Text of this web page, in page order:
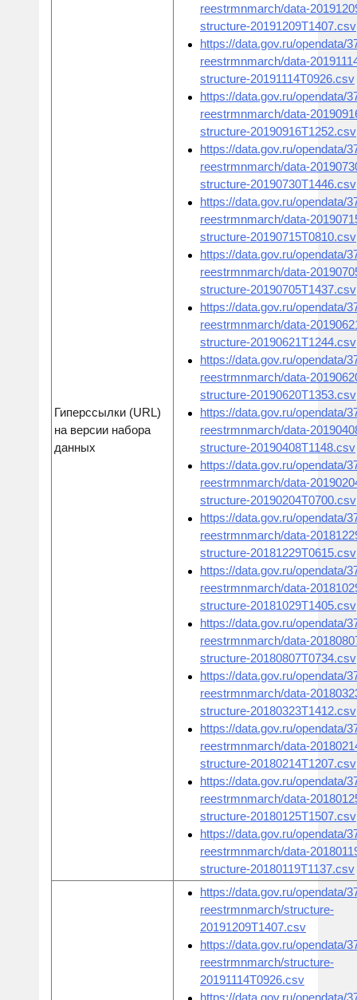
Гиперссылки (URL)
на версии набора
данных
reestrmnmarch/data-
structure-20191209T1407.csv
https://data.gov.ru/opendata/
reestrmnmarch/data-
structure-20191114T0926.csv
https://data.gov.ru/opendata/
reestrmnmarch/data-
structure-20190916T1252.csv
https://data.gov.ru/opendata/
reestrmnmarch/data-
structure-20190730T1446.csv
https://data.gov.ru/opendata/
reestrmnmarch/data-
structure-20190715T0810.csv
https://data.gov.ru/opendata/
reestrmnmarch/data-
structure-20190705T1437.csv
https://data.gov.ru/opendata/
reestrmnmarch/data-
structure-20190621T1244.csv
https://data.gov.ru/opendata/
reestrmnmarch/data-
structure-20190620T1353.csv
https://data.gov.ru/opendata/
reestrmnmarch/data-
structure-20190408T1148.csv
https://data.gov.ru/opendata/
reestrmnmarch/data-
structure-20190204T0700.csv
https://data.gov.ru/opendata/
reestrmnmarch/data-
structure-20181229T0615.csv
https://data.gov.ru/opendata/
reestrmnmarch/data-
structure-20181029T1405.csv
https://data.gov.ru/opendata/
reestrmnmarch/data-
structure-20180807T0734.csv
https://data.gov.ru/opendata/
reestrmnmarch/data-
structure-20180323T1412.csv
https://data.gov.ru/opendata/
reestrmnmarch/data-
structure-20180214T1207.csv
https://data.gov.ru/opendata/
reestrmnmarch/data-
structure-20180125T1507.csv
https://data.gov.ru/opendata/
reestrmnmarch/data-
structure-20180119T1137.csv
https://data.gov.ru/opendata/
reestrmnmarch/structure-
20191209T1407.csv
https://data.gov.ru/opendata/
reestrmnmarch/structure-
20191114T0926.csv
https://data.gov.ru/opendata/